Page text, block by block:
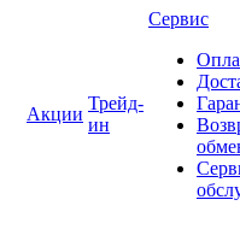
Акции
Трейд-
ин
Сервис